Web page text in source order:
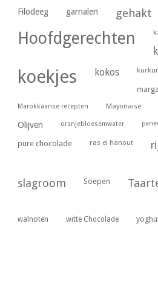
Filodeeg garnalen gehakt
Hoofdgerechten
koekjes kokos
Marokkaanse recepten Mayonaise
Olijven oranjebloesemwater
pure chocolade ras el hanout
slagroom Soepen
walnoten witte Chocolade